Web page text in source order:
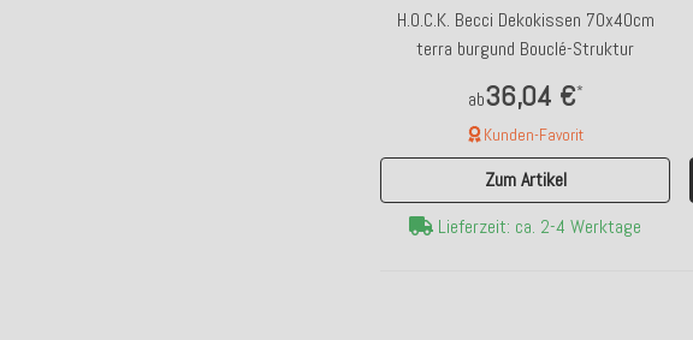
H.O.C.K. Becci Dekokissen 70x40cm
terra burgund Bouclé-Struktur
ab36,04 €*
Kunden-Favorit
Zum Artikel
Lieferzeit: ca. 2-4 Werktage